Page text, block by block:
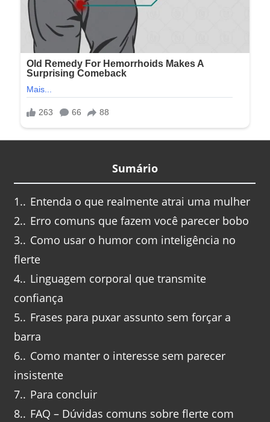
Sumário
1. Entenda o que realmente atrai uma mulher
2. Erro comuns que fazem você parecer bobo
3. Como usar o humor com inteligência no
flerte
4. Linguagem corporal que transmite
confiança
5. Frases para puxar assunto sem forçar a
barra
6. Como manter o interesse sem parecer
insistente
7. Para concluir
8. FAQ – Dúvidas comuns sobre flerte com